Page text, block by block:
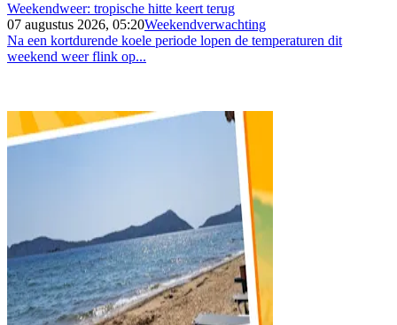
Weekendweer: tropische hitte keert terug
07 augustus 2026, 05:20Weekendverwachting
Na een kortdurende koele periode lopen de temperaturen dit
weekend weer flink op...